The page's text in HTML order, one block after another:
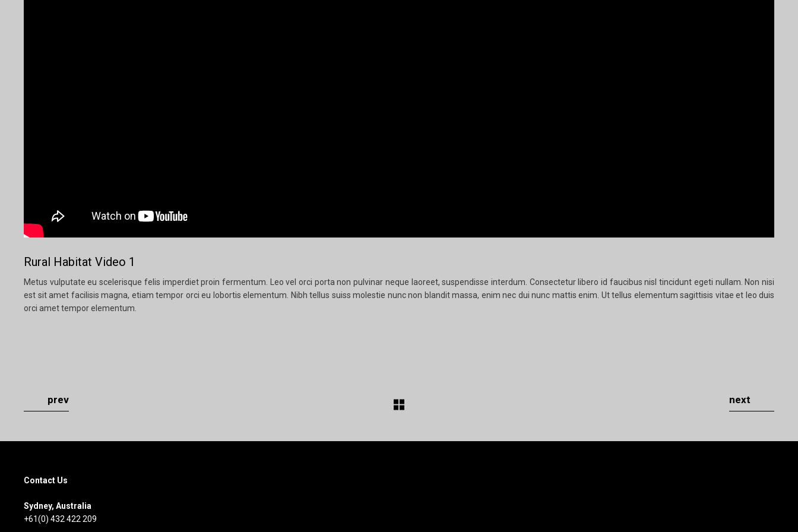
Rural Habitat Video 1
Metus vulputate eu scelerisque felis imperdiet proin fermentum. Leo vel orci porta non pulvinar neque laoreet, suspendisse interdum. Consectetur libero id faucibus nisl tincidunt egeti nullam. Non nisi
est sit amet facilisis magna, etiam tempor orci eu lobortis elementum. Nibh tellus suiss molestie nunc non blandit massa, enim nec dui nunc mattis enim. Ut tellus elementum sagittisis vitae et leo duis
orci amet tempor elementum.
prev next
Contact Us
Sydney, Australia
+61(0) 432 422 209